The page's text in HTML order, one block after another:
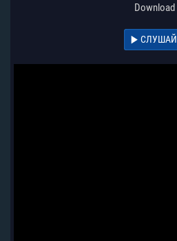
Download
СЛУШАЙ